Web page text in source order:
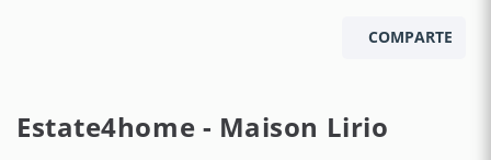
COMPARTE
Estate4home - Maison Lirio